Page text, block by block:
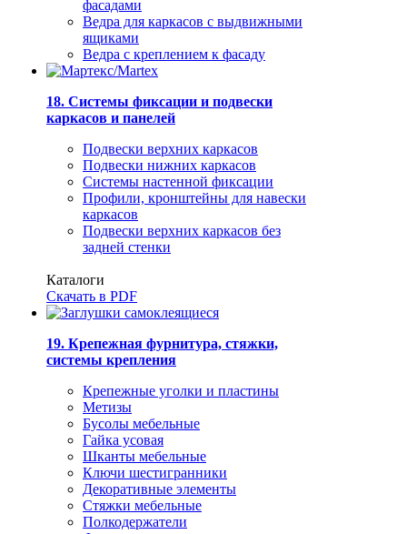
фасадами
Ведра для каркасов с выдвижными
ящиками
Ведра с креплением к фасаду
18. Системы фиксации и подвески
каркасов и панелей
Подвески верхних каркасов
Подвески нижних каркасов
Системы настенной фиксации
Профили, кронштейны для навески
каркасов
Подвески верхних каркасов без
задней стенки
Каталоги
Скачать в PDF
19. Крепежная фурнитура, стяжки,
системы крепления
Крепежные уголки и пластины
Метизы
Бусолы мебельные
Гайка усовая
Шканты мебельные
Ключи шестигранники
Декоративные элементы
Стяжки мебельные
Полкодержатели